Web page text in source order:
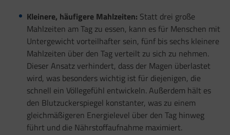
Kleinere, häufigere Mahlzeiten: Statt drei große
Mahlzeiten am Tag zu essen, kann es für Menschen mit
Untergewicht vorteilhafter sein, fünf bis sechs kleinere
Mahlzeiten über den Tag verteilt zu sich zu nehmen.
Dieser Ansatz verhindert, dass der Magen überlastet
wird, was besonders wichtig ist für diejenigen, die
schnell ein Völlegefühl entwickeln. Außerdem hält es
den Blutzuckerspiegel konstanter, was zu einem
gleichmäßigeren Energielevel über den Tag hinweg
führt und die Nährstoffaufnahme maximiert.